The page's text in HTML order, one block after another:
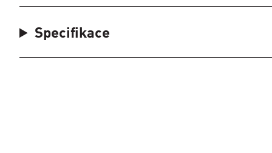
Specifikace